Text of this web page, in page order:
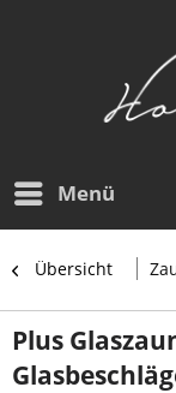
Menü
Übersicht
Plus